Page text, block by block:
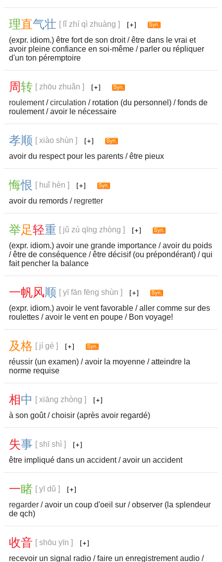
理直气壮 [ lǐ zhí qì zhuàng ]
(expr. idiom.) être fort de son droit / être dans le vrai et
avoir pleine confiance en soi-même / parler ou répliquer
d'un ton péremptoire
周转 [ zhōu zhuǎn ]
roulement/circulation / rotation (du personnel) / fonds de
roulement / avoir le nécessaire
孝顺 [ xiào shùn ]
avoir du respect pour les parents / être pieux
悔恨 [ huǐ hèn ]
avoir du remords / regretter
举足轻重 [ jǔ zú qīng zhòng ]
(expr. idiom.) avoir une grande importance / avoir du poids
/ être de conséquence / être décisif (ou prépondérant) / qui
fait pencher la balance
一帆风顺 [ yī fān fēng shùn ]
(expr. idiom.) avoir le vent favorable / aller comme sur des
roulettes / avoir le vent en poupe / Bon voyage!
及格 [ jí gé ]
réussir (un examen) / avoir la moyenne / atteindre la
norme requise
相中 [ xiāng zhòng ]
à son goût / choisir (après avoir regardé)
失事 [ shī shì ]
être impliqué dans un accident / avoir un accident
一睹 [ yī dǔ ]
regarder / avoir un coup d'oeil sur / observer (la splendeur
de qch)
收音 [ shōu yīn ]
recevoir un signal radio / faire un enregistrement audio /